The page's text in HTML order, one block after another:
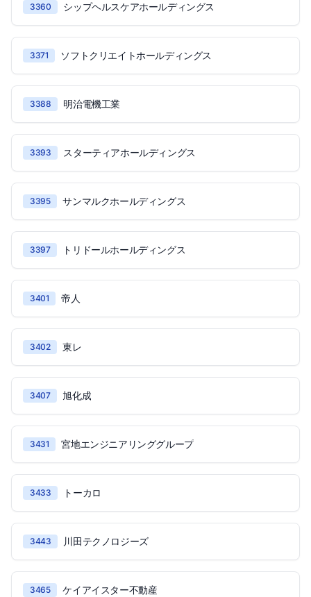
3360 シップヘルスケアホールディングス
3371 ソフトクリエイトホールディングス
3388 明治電機工業
3393 スターティアホールディングス
3395 サンマルクホールディングス
3397 トリドールホールディングス
3401 帝人
3402 東レ
3407 旭化成
3431 宮地エンジニアリンググループ
3433 トーカロ
3443 川田テクノロジーズ
3465 ケイアイスター不動産